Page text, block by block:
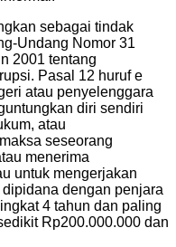
sebagai tindak
Undang Nomor 31
2001 tentang
Pasal 12 huruf e
atau penyelenggara
diri sendiri
atau
seseorang
menerima
untuk mengerjakan
dengan penjara
4 tahun dan paling
Rp200.000.000 dan